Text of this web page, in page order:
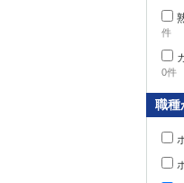
件
0件
職種